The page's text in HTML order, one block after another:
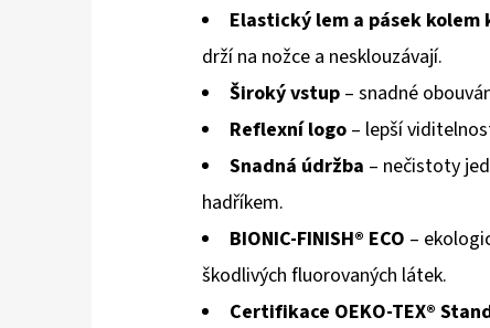
Elastický lem a pásek kolem
drží na nožce a nesklouzávají.
Široký vstup – snadné
Reflexní logo – lepší
Snadná údržba – nečistoty
hadříkem.
BIONIC-FINISH® ECO –
škodlivých fluorovaných látek.
Certifikace OEKO-TEX®